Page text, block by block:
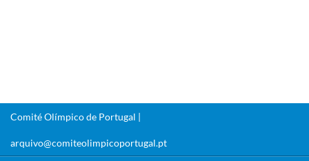
Comité Olímpico de Portugal |
arquivo@comiteolimpicoportugal.pt